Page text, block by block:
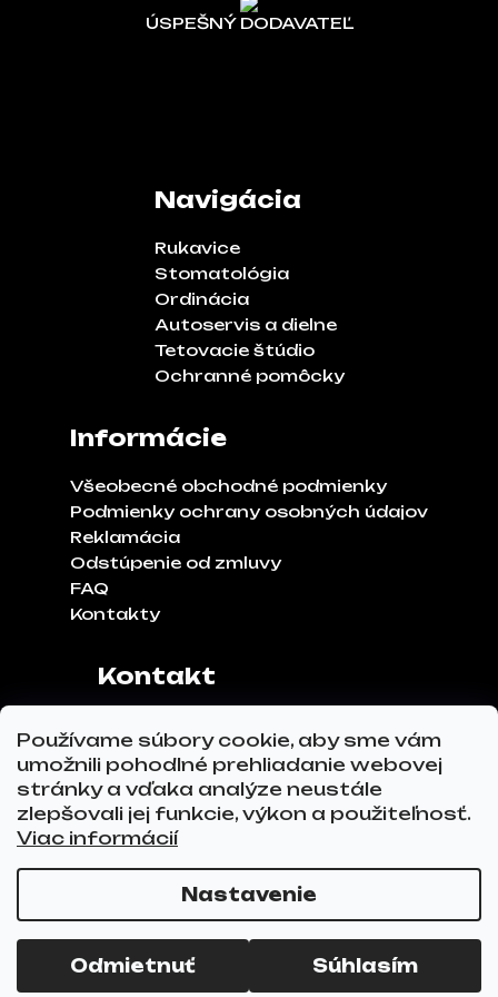
Používame súbory cookie, aby sme vám
umožnili pohodlné prehliadanie webovej
stránky a vďaka analýze neustále
zlepšovali jej funkcie, výkon a použiteľnosť.
Viac informácií
Nastavenie
Odmietnuť Súhlasím
ÚSPEŠNÝ DODAVATEĽ
Navigácia
Rukavice
Stomatológia
Ordinácia
Autoservis a dielne
Tetovacie štúdio
Ochranné pomôcky
Informácie
Všeobecné obchodné podmienky
Podmienky ochrany osobných údajov
Reklamácia
Odstúpenie od zmluvy
FAQ
Kontakty
Kontakt
Hviezdoslavov
Tel.č.:0911 271 302
Email:info@glovez.sk
Copyright 2026GLOVEZ.sk. Všetky práva
vyhradené.Upraviť nastavenie cookies